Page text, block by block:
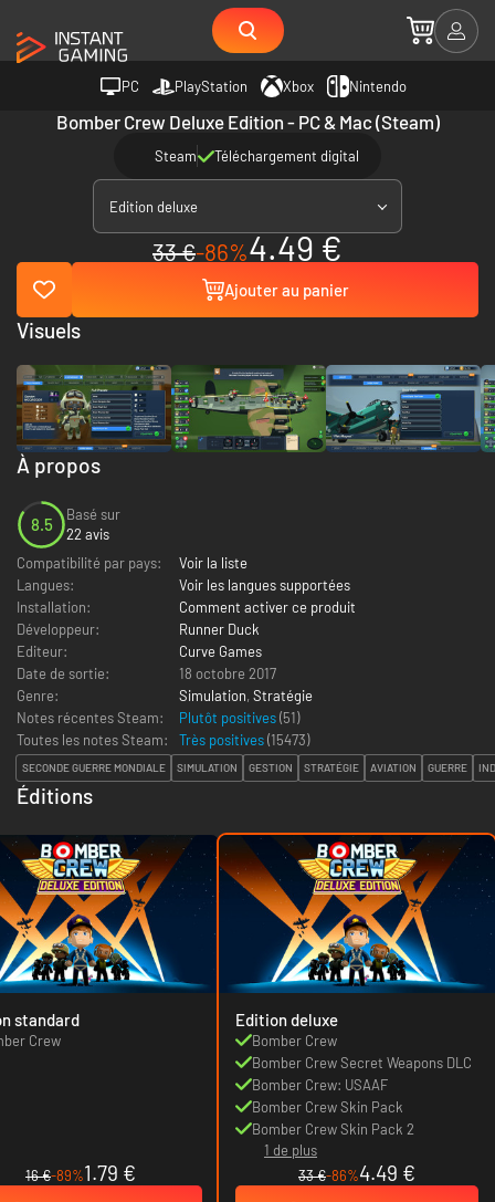
PC PlayStation Xbox Nintendo
Bomber Crew Deluxe Edition - PC & Mac (Steam)
Steam Téléchargement digital
Edition deluxe
33 €-86%4.49 €
Ajouter au panier
À propos
8.5
Basé sur
22 avis
Compatibilité par pays:
Voir la liste
Langues:
Voir les langues supportées
Installation:
Comment activer ce produit
Développeur:
Runner Duck
Editeur:
Curve Games
Date de sortie:
18 octobre 2017
Genre:
Simulation, Stratégie
Notes récentes Steam:
Plutôt positives(51)
Toutes les notes Steam:
Très positives(15473)
SECONDE GUERRE MONDIALE SIMULATION GESTION STRATÉGIE AVIATION GUERRE
Éditions
standard
Crew
16 €-89%1.79 €
Edition deluxe
Bomber Crew
Bomber Crew Secret Weapons DLC
Bomber Crew: USAAF
Bomber Crew Skin Pack
Bomber Crew Skin Pack 2
1 de plus
33 €-86%4.49 €
Visuels